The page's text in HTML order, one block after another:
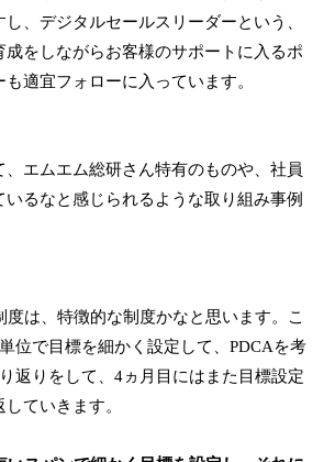
、デジタルセールスリーダーという、
成をしながらお客様のサポートに入るポ
適宜フォローに入っています。
、エムエム総研さん特有のものや、社員
いるなと感じられるような取り組み事例
度は、特徴的な制度かなと思います。こ
位で目標を細かく設定して、PDCAを考
返りをして、4ヵ月目にはまた目標設定
ていきます。